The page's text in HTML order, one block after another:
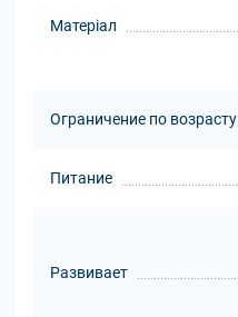
Матеріал
Ограничение по возрасту
Питание
Развивает